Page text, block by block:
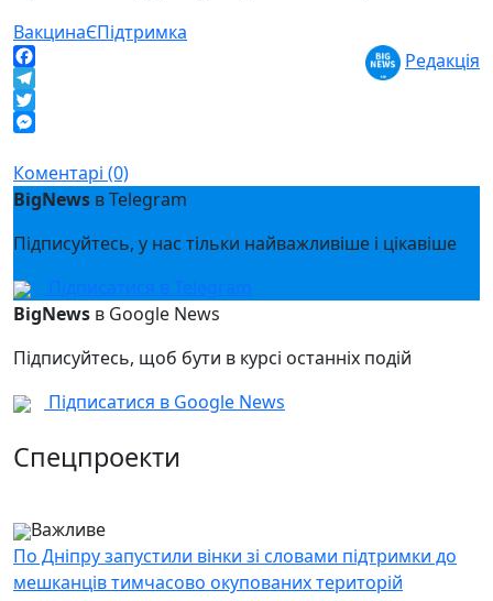
ВакцинаЄПідтримка
Facebook
Telegram
Twitter
Редакція
Коментарі (0)
BigNews в Telegram
Підписуйтесь, у нас тільки найважливіше і цікавіше
Підписатися в Telegram
BigNews в Google News
Підписуйтесь, щоб бути в курсі останніх подій
Підписатися в Google News
Спецпроекти
Важливе
По Дніпру запустили вінки зі словами підтримки до
мешканців тимчасово окупованих територій